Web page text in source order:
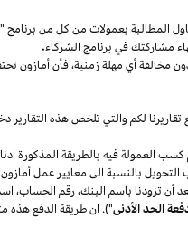
المطالبة بعمولات من كل من برنامج
مشاركتك في برنامج الشركاء.
مخالفة أي مهلةزمنية،فأن أمازون
لكم والتي تلخص هذه التقارير
الأساسية لموقع أمازون خلال 60 يوما من انتهاء الشهر الذي تم كسب
بالنسبة الى معايير عمل
أن تزودنا باسم البنك،رقم الحساب،
الحد الأدنى")
. انطريقة الدفعهذه